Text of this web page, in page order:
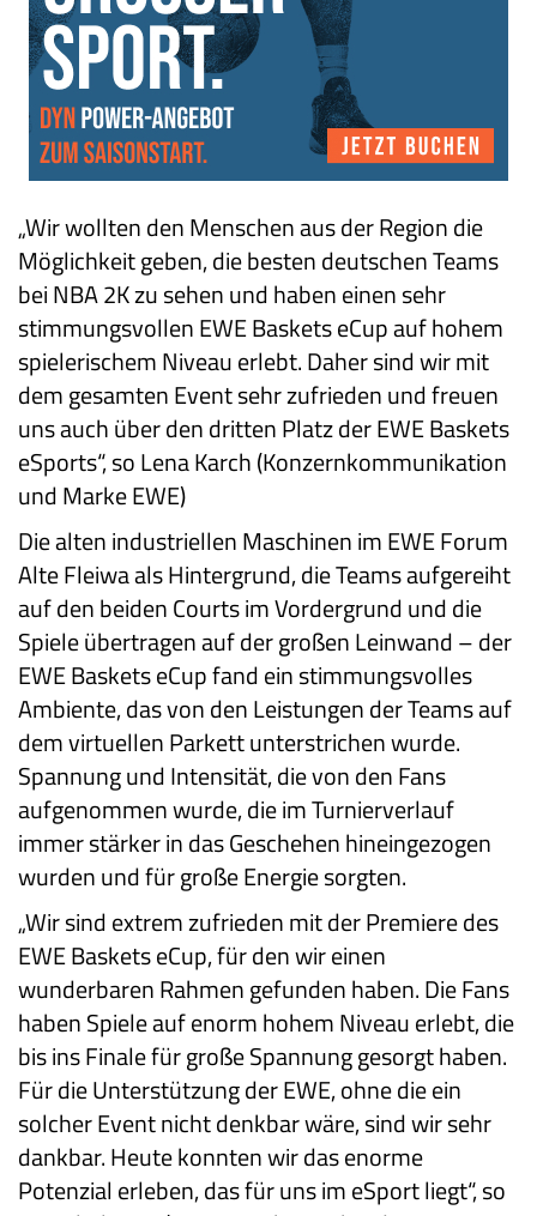
„Wir wollten den Menschen aus der Region die
Möglichkeit geben, die besten deutschen Teams
bei NBA 2K zu sehen und haben einen sehr
stimmungsvollen EWE Baskets eCup auf hohem
spielerischem Niveau erlebt. Daher sind wir mit
dem gesamten Event sehr zufrieden und freuen
uns auch über den dritten Platz der EWE Baskets
eSports“, so Lena Karch (Konzernkommunikation
und Marke EWE)
Die alten industriellen Maschinen im EWE Forum
Alte Fleiwa als Hintergrund, die Teams aufgereiht
auf den beiden Courts im Vordergrund und die
Spiele übertragen auf der großen Leinwand – der
EWE Baskets eCup fand ein stimmungsvolles
Ambiente, das von den Leistungen der Teams auf
dem virtuellen Parkett unterstrichen wurde.
Spannung und Intensität, die von den Fans
aufgenommen wurde, die im Turnierverlauf
immer stärker in das Geschehen hineingezogen
wurden und für große Energie sorgten.
„Wir sind extrem zufrieden mit der Premiere des
EWE Baskets eCup, für den wir einen
wunderbaren Rahmen gefunden haben. Die Fans
haben Spiele auf enorm hohem Niveau erlebt, die
bis ins Finale für große Spannung gesorgt haben.
Für die Unterstützung der EWE, ohne die ein
solcher Event nicht denkbar wäre, sind wir sehr
dankbar. Heute konnten wir das enorme
Potenzial erleben, das für uns im eSport liegt“, so